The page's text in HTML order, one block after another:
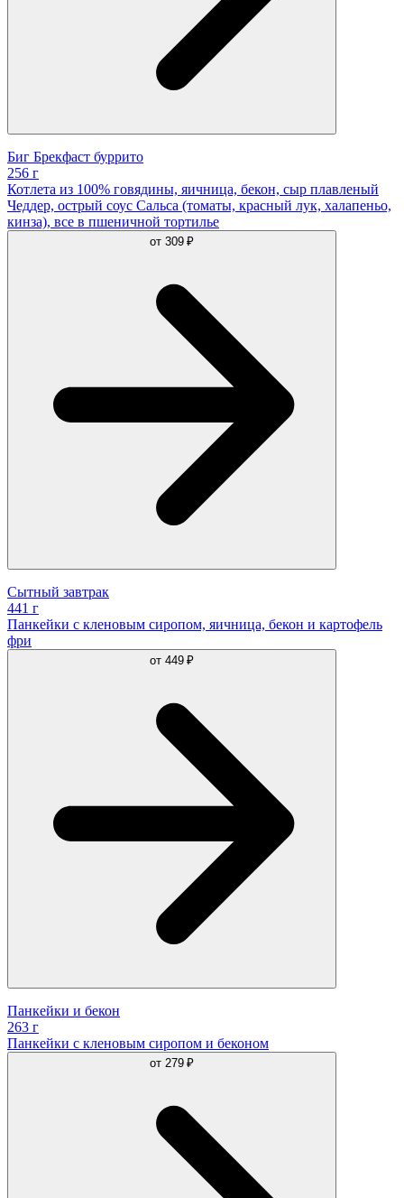
Биг Брекфаст буррито
256 г
Котлета из 100% говядины, яичница, бекон, сыр плавленый
Чеддер, острый соус Сальса (томаты, красный лук, халапеньо,
кинза), все в пшеничной тортилье
от 309 ₽
Сытный завтрак
441 г
Панкейки с кленовым сиропом, яичница, бекон и картофель
фри
от 449 ₽
Панкейки и бекон
263 г
Панкейки с кленовым сиропом и беконом
от 279 ₽